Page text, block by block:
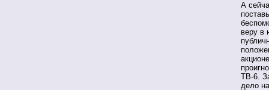
А
веру в
ТВ-6.
дело